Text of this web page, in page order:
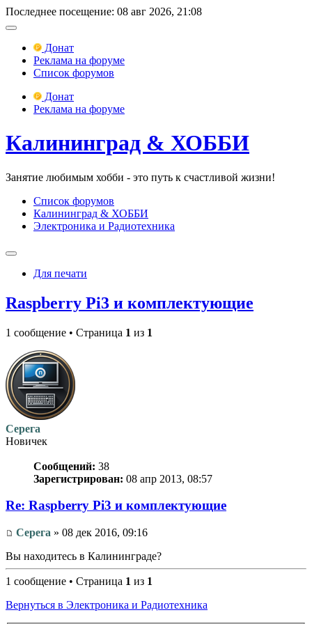
Последнее посещение: 08 авг 2026, 21:08
Донат
Реклама на форуме
Список форумов
Донат
Реклама на форуме
Калининград & ХОББИ
Занятие любимым хобби - это путь к счастливой жизни!
Список форумов
Калининград & ХОББИ
Электроника и Радиотехника
Для печати
Raspberry Pi3 и комплектующие
1 сообщение • Страница 1 из 1
Серега
Новичек
Сообщений: 38
Зарегистрирован: 08 апр 2013, 08:57
Re: Raspberry Pi3 и комплектующие
Серега » 08 дек 2016, 09:16
Вы находитесь в Калининграде?
1 сообщение • Страница 1 из 1
Вернуться в Электроника и Радиотехника